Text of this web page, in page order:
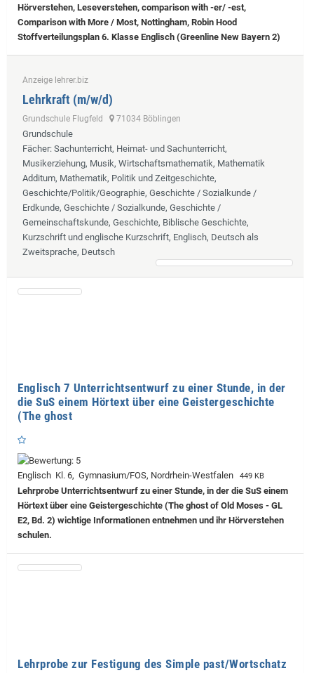
Hörverstehen, Leseverstehen, comparison with -er/ -est,
Comparison with More / Most, Nottingham, Robin Hood
Stoffverteilungsplan 6. Klasse Englisch (Greenline New Bayern 2)
Anzeige lehrer.biz
Lehrkraft (m/w/d)
Grundschule Flugfeld 71034 Böblingen
Grundschule
Fächer: Sachunterricht, Heimat- und Sachunterricht,
Musikerziehung, Musik, Wirtschaftsmathematik, Mathematik
Additum, Mathematik, Politik und Zeitgeschichte,
Geschichte/Politik/Geographie, Geschichte / Sozialkunde /
Erdkunde, Geschichte / Sozialkunde, Geschichte /
Gemeinschaftskunde, Geschichte, Biblische Geschichte,
Kurzschrift und englische Kurzschrift, Englisch, Deutsch als
Zweitsprache, Deutsch
Englisch 7 Unterrichtsentwurf zu einer Stunde, in der
die SuS einem Hörtext über eine Geistergeschichte
(The ghost
Englisch Kl. 6, Gymnasium/FOS, Nordrhein-Westfalen 449 KB
Lehrprobe Unterrichtsentwurf zu einer Stunde, in der die SuS einem
Hörtext über eine Geistergeschichte (The ghost of Old Moses - GL
E2, Bd. 2) wichtige Informationen entnehmen und ihr Hörverstehen
schulen.
Lehrprobe zur Festigung des Simple past/Wortschatz